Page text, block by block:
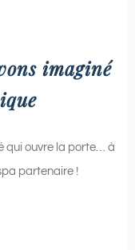
imaginé
qui ouvre la porte… à
partenaire !